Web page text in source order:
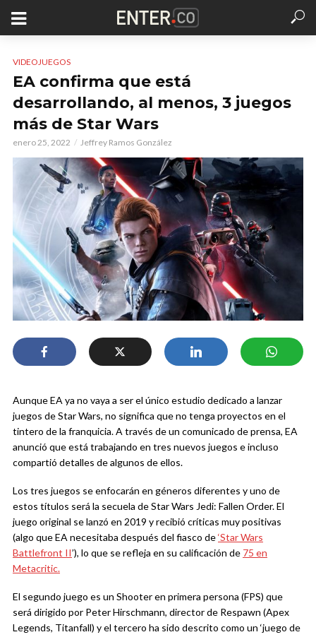
VIDEOJUEGOS
EA confirma que está
desarrollando, al menos, 3 juegos
más de Star Wars
enero 25, 2022 Jeffrey Ramos González
Aunque EA ya no vaya a ser el único estudio dedicado a lanzar
juegos de Star Wars, no significa que no tenga proyectos en el
tintero de la franquicia. A través de un comunicado de prensa, EA
anunció que está trabajando en tres nuevos juegos e incluso
compartió detalles de algunos de ellos.
Los tres juegos se enfocarán en géneros diferentes y uno de
estos títulos será la secuela de Star Wars Jedi: Fallen Order. El
juego original se lanzó en 2019 y recibió críticas muy positivas
(algo que EA necesitaba después del fiasco de‘Star Wars
Battlefront II’), lo que se refleja en su calificación de 75 en
Metacritic.
El segundo juego es un Shooter en primera persona (FPS) que
será dirigido por Peter Hirschmann, director de Respawn (Apex
Legends, Titanfall) y el tercero ha sido descrito como un ‘juego de